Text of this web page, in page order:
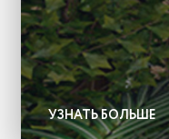
УЗНАТЬ БОЛЬШЕ